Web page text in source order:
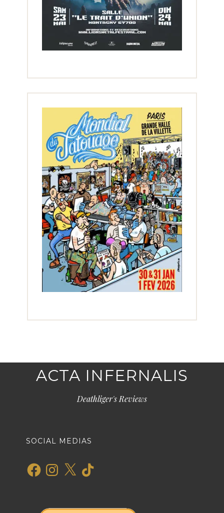
ACTA INFERNALIS
Deathliger's Reviews
SOCIAL MEDIAS
FacebookInstagram
X TikTok